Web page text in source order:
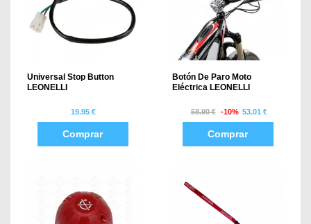
Universal Stop Button
LEONELLI
19.95 €
Comprar
Botón De Paro Moto
Eléctrica LEONELLI
58.90 € -10% 53.01 €
Comprar